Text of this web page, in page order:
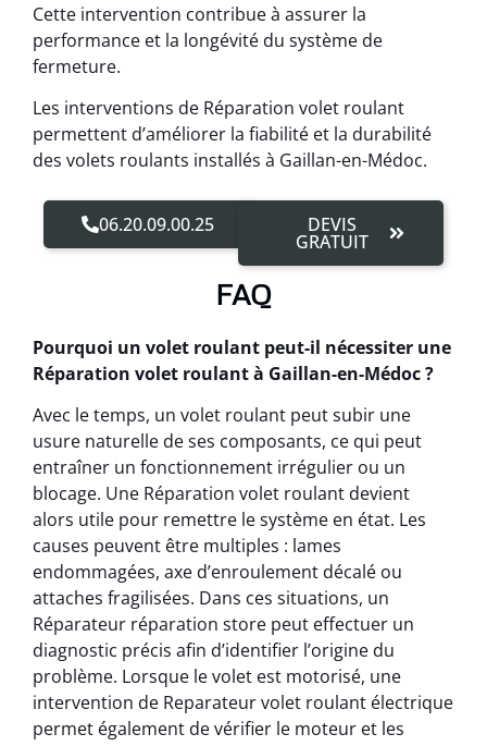
Cette intervention contribue à assurer la
performance et la longévité du système de
fermeture.
Les interventions de Réparation volet roulant
permettent d’améliorer la fiabilité et la durabilité
des volets roulants installés à Gaillan-en-Médoc.
06.20.09.00.25 DEVIS
GRATUIT
FAQ
Pourquoi un volet roulant peut-il nécessiter une
Réparation volet roulant à Gaillan-en-Médoc ?
Avec le temps, un volet roulant peut subir une
usure naturelle de ses composants, ce qui peut
entraîner un fonctionnement irrégulier ou un
blocage. Une Réparation volet roulant devient
alors utile pour remettre le système en état. Les
causes peuvent être multiples : lames
endommagées, axe d’enroulement décalé ou
attaches fragilisées. Dans ces situations, un
Réparateur réparation store peut effectuer un
diagnostic précis afin d’identifier l’origine du
problème. Lorsque le volet est motorisé, une
intervention de Reparateur volet roulant électrique
permet également de vérifier le moteur et les